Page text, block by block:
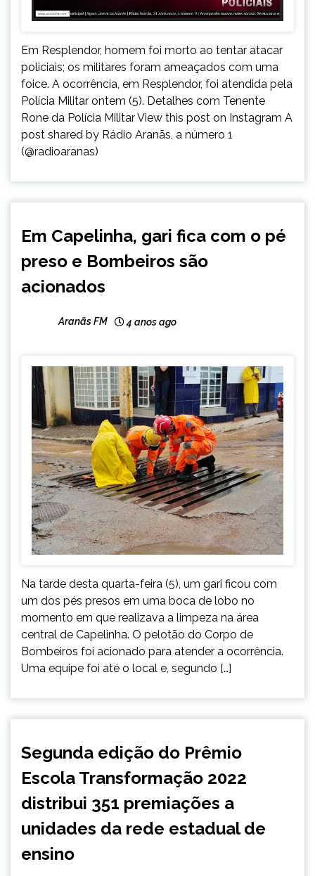
Em Resplendor, homem foi morto ao tentar atacar
policiais; os militares foram ameaçados com uma
foice. A ocorrência, em Resplendor, foi atendida pela
Polícia Militar ontem (5). Detalhes com Tenente
Rone da Polícia Militar View this post on Instagram A
post shared by Rádio Aranãs, a número 1
(@radioaranas)
NOTÍCIAS
Em Capelinha, gari fica com o pé
preso e Bombeiros são
acionados
Aranãs FM 4 anos ago
Na tarde desta quarta-feira (5), um gari ficou com
um dos pés presos em uma boca de lobo no
momento em que realizava a limpeza na área
central de Capelinha. O pelotão do Corpo de
Bombeiros foi acionado para atender a ocorrência.
Uma equipe foi até o local e, segundo […]
MINAS
GERAIS
Segunda edição do Prêmio
Escola Transformação 2022
distribui 351 premiações a
unidades da rede estadual de
ensino